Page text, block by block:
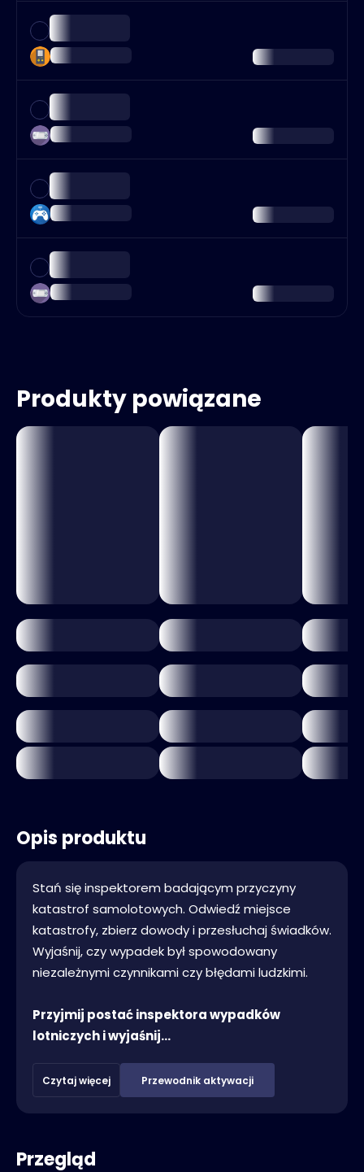
Produkty powiązane
Opis produktu
Stań się inspektorem badającym przyczyny
katastrof samolotowych. Odwiedź miejsce
katastrofy, zbierz dowody i przesłuchaj świadków.
Wyjaśnij, czy wypadek był spowodowany
niezależnymi czynnikami czy błędami ludzkimi.
Przyjmij postać inspektora wypadków
lotniczych i wyjaśnij...
Czytaj więcej Przewodnik aktywacji
Przegląd